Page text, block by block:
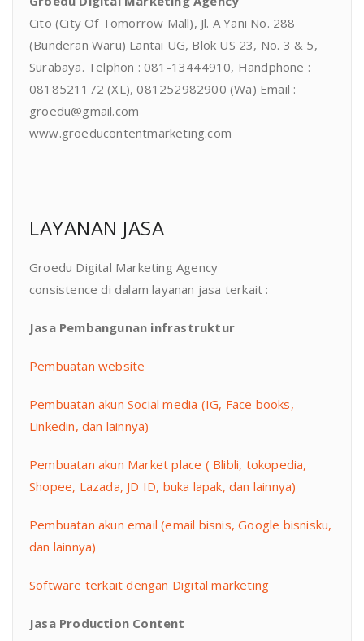
Cito (City Of Tomorrow Mall), Jl. A Yani No. 288
(Bunderan Waru) Lantai UG, Blok US 23, No. 3 & 5,
Surabaya. Telphon : 081-13444910, Handphone :
0818521172 (XL), 081252982900 (Wa) Email :
groedu@gmail.com
www.groeducontentmarketing.com
LAYANAN JASA
Groedu Digital Marketing Agency
consistence di dalam layanan jasa terkait :
Jasa Pembangunan infrastruktur
Pembuatan website
Pembuatan akun Social media (IG, Face books,
Linkedin, dan lainnya)
Pembuatan akun Market place ( Blibli, tokopedia,
Shopee, Lazada, JD ID, buka lapak, dan lainnya)
Pembuatan akun email (email bisnis, Google bisnisku,
dan lainnya)
Software terkait dengan Digital marketing
Jasa Production Content